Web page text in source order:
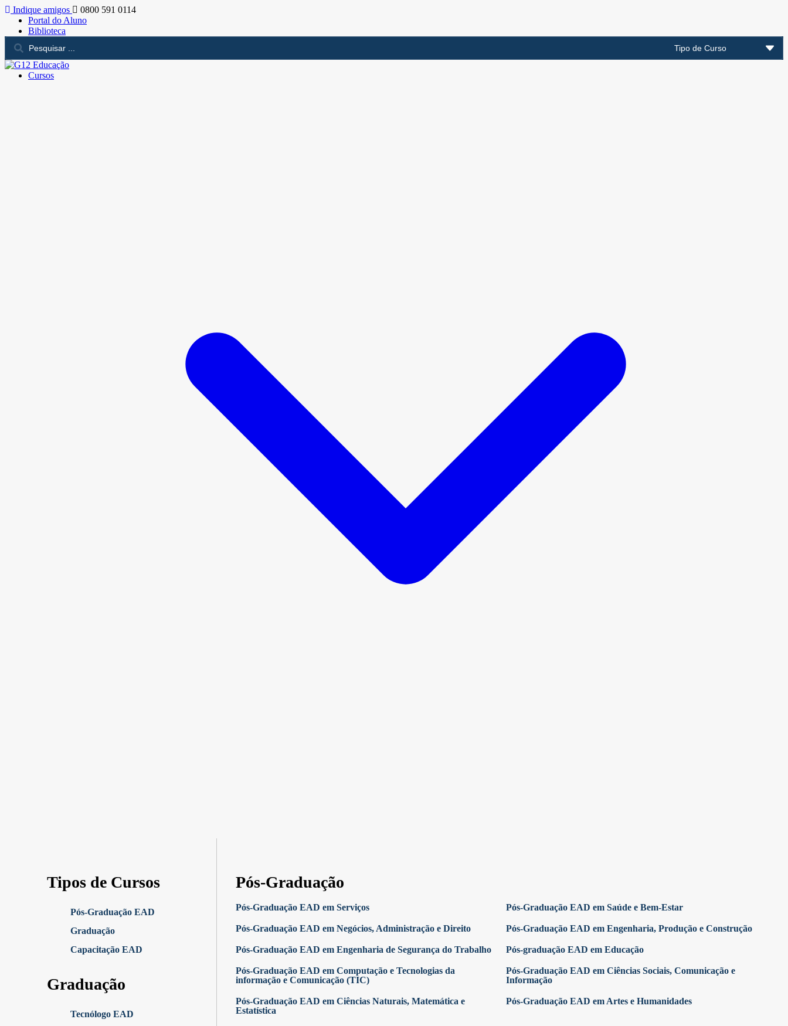
Indique amigos
0800 591 0114
Portal do Aluno
Biblioteca
Cursos
Tipos de Cursos
Pós-Graduação EAD
Graduação
Capacitação EAD
Graduação
Tecnólogo EAD
Pós-Graduação
Pós-Graduação EAD em Serviços Pós-Graduação EAD em Saúde e Bem-Estar
Pós-Graduação EAD em Negócios, Administração e Direito Pós-Graduação EAD em Engenharia, Produção e Construção
Pós-Graduação EAD em Engenharia de Segurança do Trabalho Pós-graduação EAD em Educação
Pós-Graduação EAD em Computação e Tecnologias da
informação e Comunicação (TIC)
Pós-Graduação EAD em Ciências Sociais, Comunicação e
Informação
Pós-Graduação EAD em Ciências Naturais, Matemática e
Estatística
Pós-Graduação EAD em Artes e Humanidades